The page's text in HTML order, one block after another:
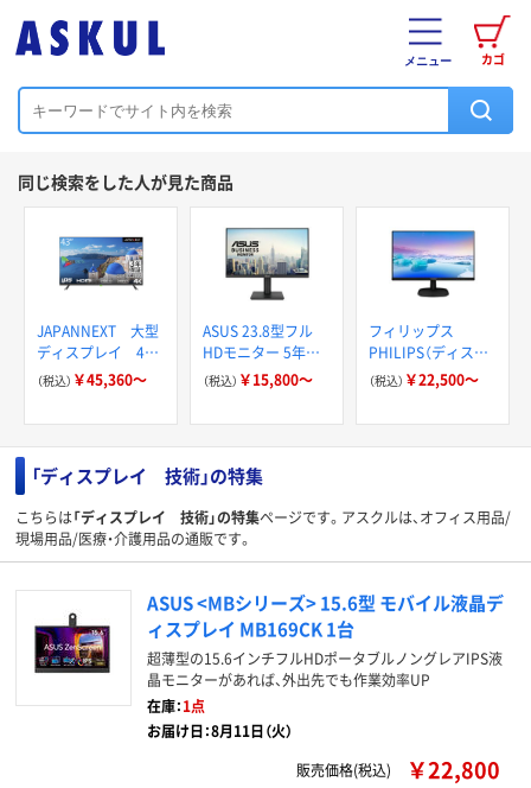
カゴ
メニュー
同じ検索をした人が見た商品
JAPANNEXT 大型
ディスプレイ 4K・
IPSパネル・高視野
角・HDR対応・3年保
（税込） ￥45,360～
ASUS 23.8型フル
HDモニター 5年保
証 VA249Q
（税込） ￥15,800～
フィリップス
PHILIPS（ディスプ
レイ） 液晶ディスプ
レイ DisplayPort、
（税込） ￥22,500～
「ディスプレイ 技術」の特集
こちらは「ディスプレイ 技術」の特集ページです。アスクルは、オフィス用品/
現場用品/医療・介護用品の通販です。
ASUS <MBシリーズ> 15.6型 モバイル液晶デ
ィスプレイ MB169CK 1台
超薄型の15.6インチフルHDポータブルノングレアIPS液
晶モニターがあれば、外出先でも作業効率UP
在庫：1点
お届け日：8月11日（火）
販売価格(税込)
￥22,800